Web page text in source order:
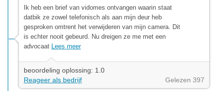
Ik heb een brief van vidomes ontvangen waarin staat
datbik ze zowel telefonisch als aan mijn deur heb
gesproken omtrent het verwijderen van mijn camera. Dit
is echter nooit gebeurd. Nu dreigen ze me met een
advocaat Lees meer
beoordeling oplossing: 1.0
Reageer als bedrijf
Gelezen 397